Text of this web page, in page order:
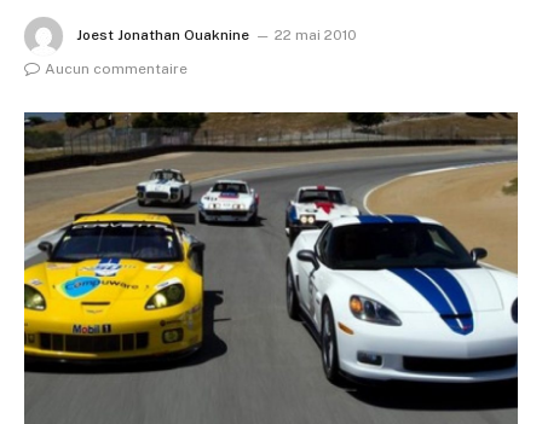
Joest Jonathan Ouaknine
22 mai 2010
Aucun commentaire